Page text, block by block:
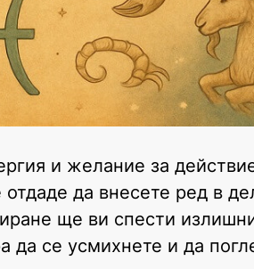
и желание за
да внесете ред в
ще ви спести
се усмихнете и да